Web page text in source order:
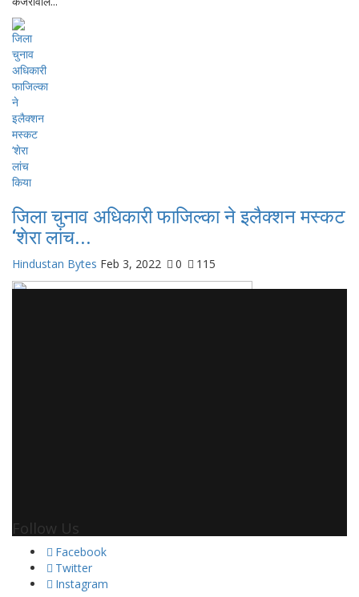
जिला चुनाव अधिकारी फाजिल्का ने इलैक्शन मस्कट
‘शेरा लांच...
Hindustan Bytes Feb 3, 2022 0 115
Follow Us
Facebook
Twitter
Instagram